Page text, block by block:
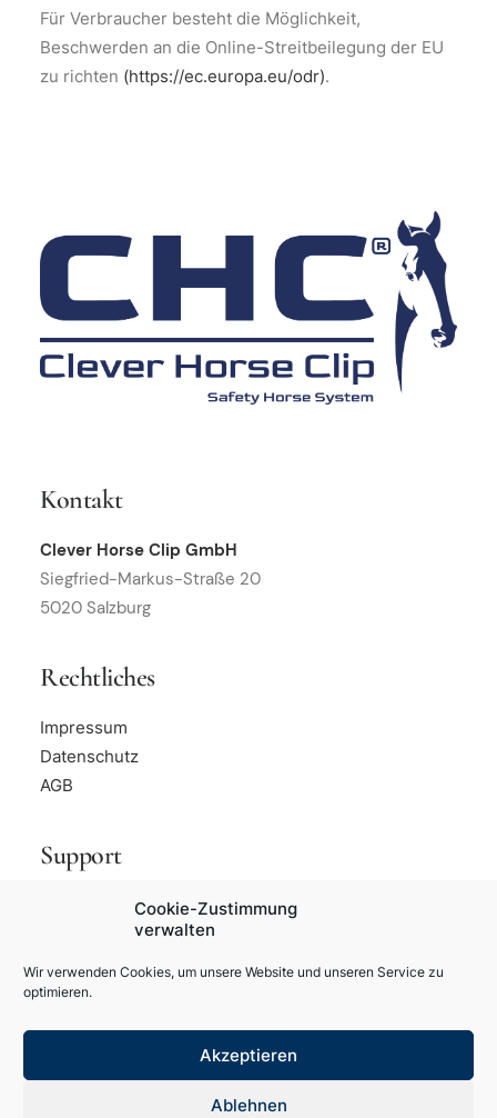
Cookie-Zustimmung
verwalten
Wir verwenden Cookies, um unsere Website und unseren Service zu
optimieren.
Akzeptieren
Ablehnen
Für Verbraucher besteht die Möglichkeit,
Beschwerden an die Online-Streitbeilegung der EU
zu richten (https://ec.europa.eu/odr).
Kontakt
Clever Horse Clip GmbH
Siegfried-Markus-Straße 20
5020 Salzburg
Rechtliches
Impressum
Datenschutz
AGB
Support
info@cleverhorseclip.com
© 2026 Clever Horse Clip. All rights reserved